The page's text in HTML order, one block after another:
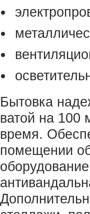
Бытовка
ватой на 100
время.
помещении